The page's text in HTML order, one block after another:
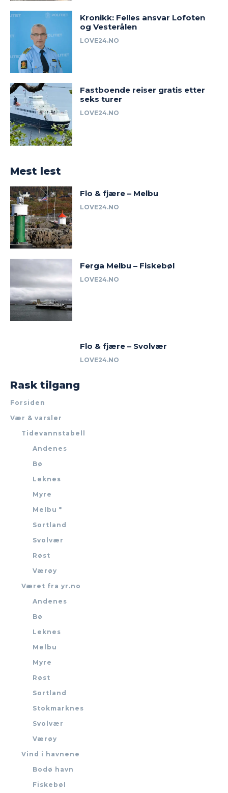
Kronikk: Felles ansvar Lofoten
og Vesterålen
LOVE24.NO
Fastboende reiser gratis etter
seks turer
LOVE24.NO
Mest lest
Flo & fjære – Melbu
LOVE24.NO
Ferga Melbu – Fiskebøl
LOVE24.NO
Flo & fjære – Svolvær
LOVE24.NO
Rask tilgang
Forsiden
Vær & varsler
Tidevannstabell
Andenes
Bø
Leknes
Myre
Melbu *
Sortland
Svolvær
Røst
Værøy
Været fra yr.no
Andenes
Bø
Leknes
Melbu
Myre
Røst
Sortland
Stokmarknes
Svolvær
Værøy
Vind i havnene
Bodø havn
Fiskebøl